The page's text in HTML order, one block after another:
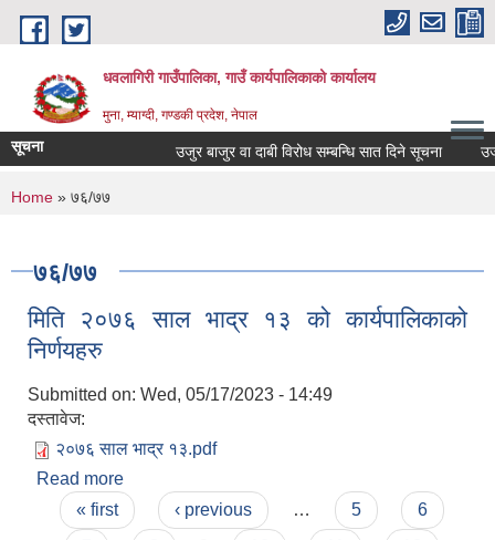
Skip to main content
धवलागिरी गाउँपालिका, गाउँ कार्यपालिकाको कार्यालय
मुना, म्याग्दी, गण्डकी प्रदेश, नेपाल
सूचना उजुर बाजुर वा दाबी विरोध सम्बन्धि सात दिने सूचना उजुर
You are here
Home » ७६/७७
७६/७७
मिति २०७६ साल भाद्र १३ को कार्यपालिकाको
निर्णयहरु
Submitted on: Wed, 05/17/2023 - 14:49
दस्तावेज:
२०७६ साल भाद्र १३.pdf
Read more
निर्णयहरु
Pages
« first ‹ previous … 5
6